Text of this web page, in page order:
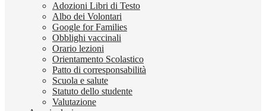
Adozioni Libri di Testo
Albo dei Volontari
Google for Families
Obblighi vaccinali
Orario lezioni
Orientamento Scolastico
Patto di corresponsabilità
Scuola e salute
Statuto dello studente
Valutazione